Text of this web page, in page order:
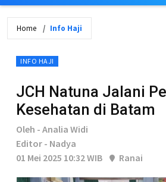
Home Info Haji
INFO HAJI
JCH Natuna Jalani
Kesehatan di Batam
Oleh - Analia Widi
Editor - Nadya
01 Mei 2025 10:32 WIB
Ranai